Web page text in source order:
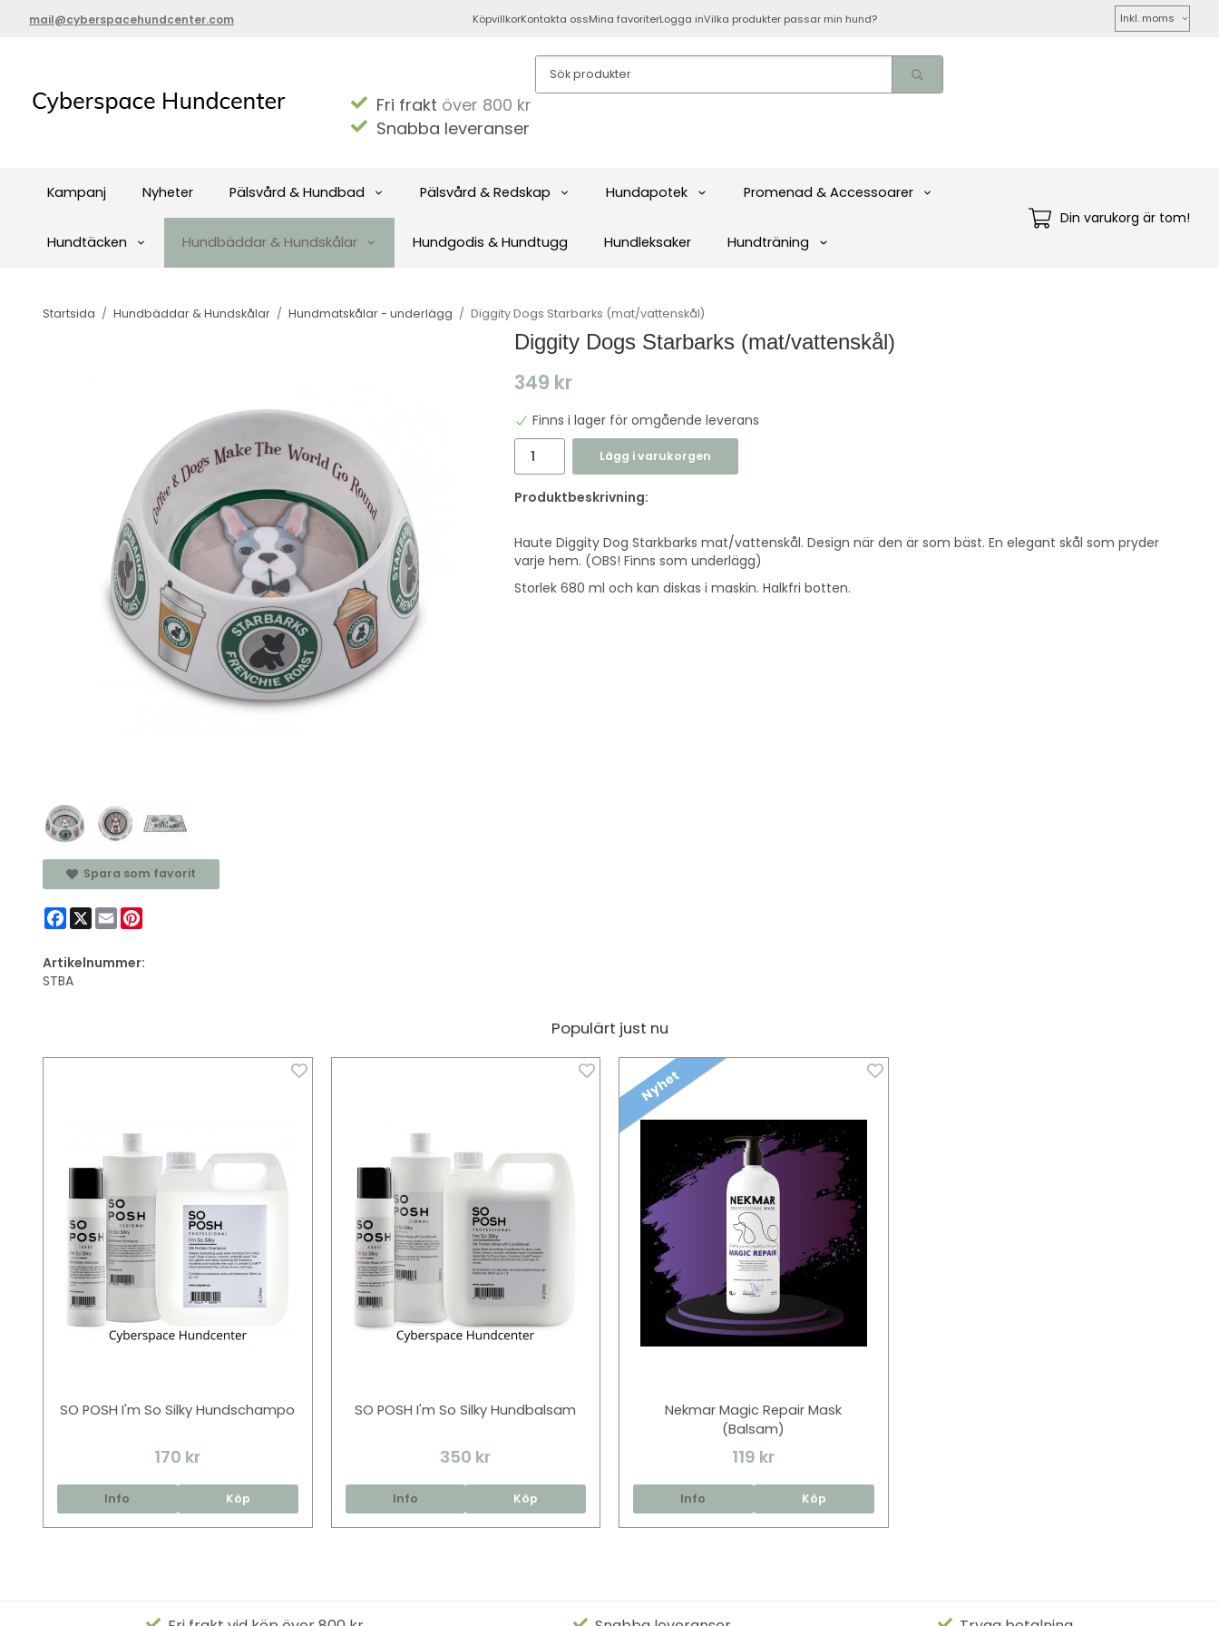
mail@cyberspacehundcenter.com KöpvillkorKontakta ossMina favoriterLogga inVilka produkter passar min hund?
Välj
moms
Fri frakt över 800 kr
Snabba leveranser
Kampanj Nyheter Pälsvård & Hundbad Pälsvård & Redskap Hundapotek Promenad & Accessoarer
Hundtäcken Hundbäddar & Hundskålar Hundgodis & Hundtugg Hundleksaker Hundträning
Din varukorg är tom!
Startsida / Hundbäddar & Hundskålar / Hundmatskålar - underlägg / Diggity Dogs Starbarks (mat/vattenskål)
Diggity Dogs Starbarks (mat/vattenskål)
349 kr
Finns i lager för omgående leverans
Lägg i varukorgen
Produktbeskrivning:
Haute Diggity Dog Starkbarks mat/vattenskål. Design när den är som bäst. En elegant skål som pryder
varje hem. (OBS! Finns som underlägg)
Storlek 680 ml och kan diskas i maskin. Halkfri botten.
Spara som favorit
Facebook
X Email
Artikelnummer:
STBA
Populärt just nu
SO POSH I'm So Silky Hundschampo
170 kr
Info Köp
SO POSH I'm So Silky Hundbalsam
350 kr
Info Köp
Nyhet
Nekmar Magic Repair Mask
(Balsam)
119 kr
Info Köp